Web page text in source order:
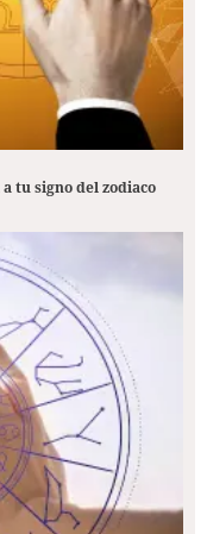
tu signo del zodiaco